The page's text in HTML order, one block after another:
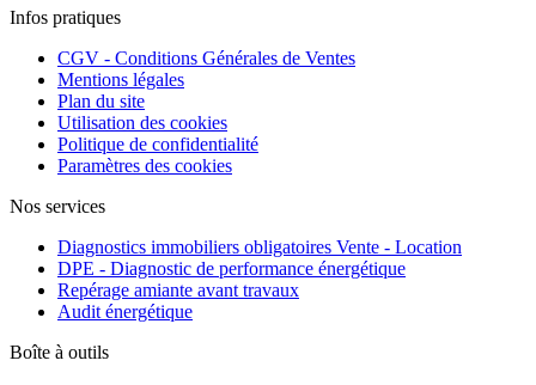
Infos pratiques
CGV - Conditions Générales de Ventes
Mentions légales
Plan du site
Utilisation des cookies
Politique de confidentialité
Paramètres des cookies
Nos services
Diagnostics immobiliers obligatoires Vente - Location
DPE - Diagnostic de performance énergétique
Repérage amiante avant travaux
Audit énergétique
Boîte à outils